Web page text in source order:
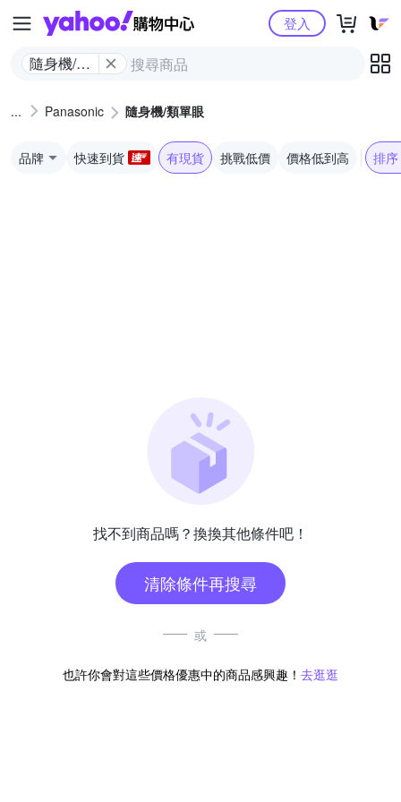
Yahoo購物中心
隨身機/類
登入
Panasonic 隨身機/類單眼
品牌 快速到貨 有現貨 挑戰低價 價格低到高 排序
找不到商品嗎？換換其他條件吧！
清除條件再搜尋
或
也許你會對這些價格優惠中的商品感興趣！ 去逛逛